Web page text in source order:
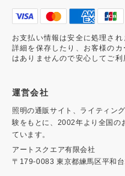
お支払い情報は安全に処理さ
詳細を保存したり、お客様の
はありませんので安心してご利
運営会社
照明の通販サイト、ライティン
験をもとに、2002年より全国の
ています。
アートスクエア有限会社
〒179-0083 東京都練馬区平和